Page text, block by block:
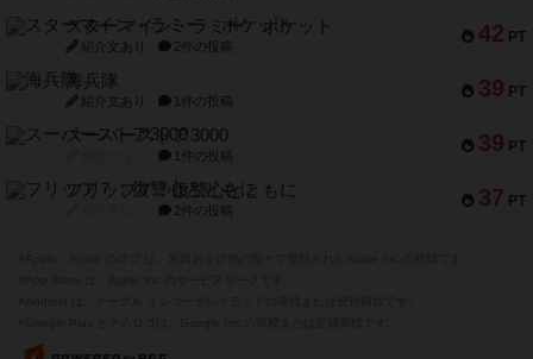
42 PT
スターマイン・ラミー ポケット
紹介文あり 2件の投稿
39 PT
海兵隊
紹介文あり 1件の投稿
39 PT
スーパーストア3000
1件の投稿
37 PT
フリップ７：復讐心とともに
2件の投稿